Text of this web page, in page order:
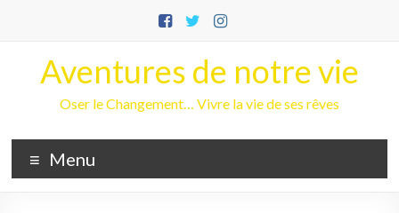
Aventures de notre vie
Oser le Changement… Vivre la vie de ses rêves
Menu